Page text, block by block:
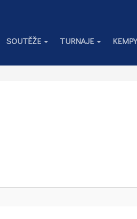
SOUTĚŽE TURNAJE KEMPY